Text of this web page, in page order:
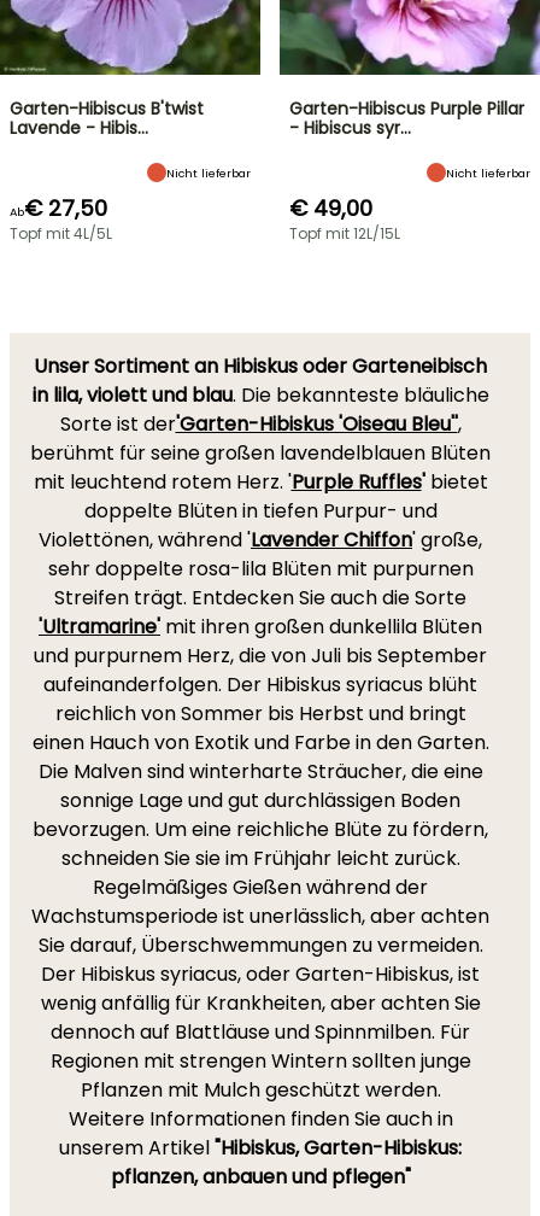
Garten-Hibiscus B'twist
Lavende - Hibis…
Nicht lieferbar
Ab€ 27,50
Topf mit 4L/5L
Garten-Hibiscus Purple Pillar
- Hibiscus syr…
Nicht lieferbar
€ 49,00
Topf mit 12L/15L
Unser Sortiment an Hibiskus oder Garteneibisch
in lila, violett und blau. Die bekannteste bläuliche
Sorte ist der'Garten-Hibiskus 'Oiseau Bleu'',
berühmt für seine großen lavendelblauen Blüten
mit leuchtend rotem Herz. 'Purple Ruffles'bietet
doppelte Blüten in tiefen Purpur- und
Violettönen, während 'Lavender Chiffon' große,
sehr doppelte rosa-lila Blüten mit purpurnen
Streifen trägt. Entdecken Sie auch die Sorte
'Ultramarine' mit ihren großen dunkellila Blüten
und purpurnem Herz, die von Juli bis September
aufeinanderfolgen. Der Hibiskus syriacus blüht
reichlich von Sommer bis Herbst und bringt
einen Hauch von Exotik und Farbe in den Garten.
Die Malven sind winterharte Sträucher, die eine
sonnige Lage und gut durchlässigen Boden
bevorzugen. Um eine reichliche Blüte zu fördern,
schneiden Sie sie im Frühjahr leicht zurück.
Regelmäßiges Gießen während der
Wachstumsperiode ist unerlässlich, aber achten
Sie darauf, Überschwemmungen zu vermeiden.
Der Hibiskus syriacus, oder Garten-Hibiskus, ist
wenig anfällig für Krankheiten, aber achten Sie
dennoch auf Blattläuse und Spinnmilben. Für
Regionen mit strengen Wintern sollten junge
Pflanzen mit Mulch geschützt werden.
Weitere Informationen finden Sie auch in
unserem Artikel"Hibiskus, Garten-Hibiskus:
pflanzen, anbauen und pflegen"